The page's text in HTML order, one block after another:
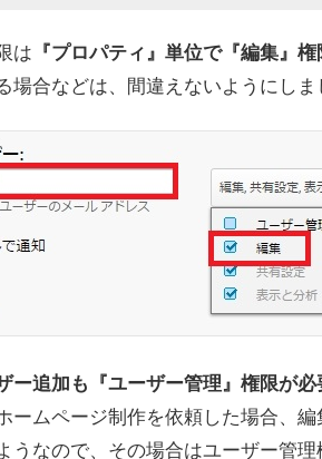
は 『プロパティ』単位で『編集』
合などは、間違えないようにしま
ー追加も『ユーザー管理』権限が必
ームページ制作を依頼した場合、
うなので、その場合はユーザー管